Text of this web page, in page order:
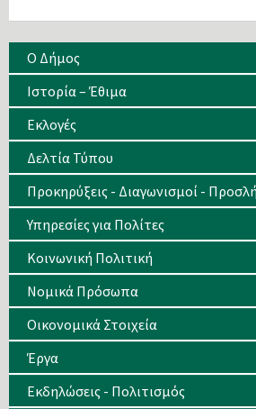
Ο Δήμος
Ιστορία – Έθιμα
Eκλογές
Δελτία Τύπου
Προκηρύξεις - Διαγωνισμοί -
Υπηρεσίες για Πολίτες
Κοινωνική Πολιτική
Νομικά Πρόσωπα
Οικονομικά Στοιχεία
Έργα
Εκδηλώσεις - Πολιτισμός